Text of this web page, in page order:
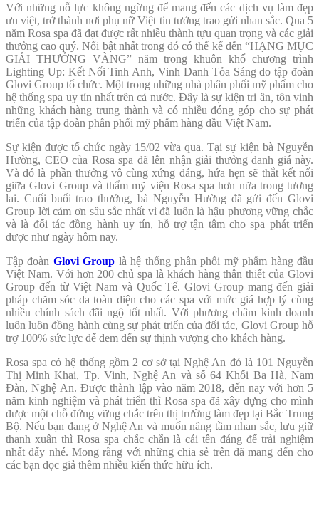
Với những nỗ lực không ngừng để mang đến các dịch vụ làm đẹp
ưu việt, trở thành nơi phụ nữ Việt tin tưởng trao gửi nhan sắc. Qua 5
năm Rosa spa đã đạt được rất nhiều thành tựu quan trọng và các giải
thưởng cao quý. Nổi bật nhất trong đó có thể kể đến “HẠNG MỤC
GIẢI THƯỞNG VÀNG” năm trong khuôn khổ chương trình
Lighting Up: Kết Nối Tinh Anh, Vinh Danh Tỏa Sáng do tập đoàn
Glovi Group tổ chức. Một trong những nhà phân phối mỹ phẩm cho
hệ thống spa uy tín nhất trên cả nước. Đây là sự kiện tri ân, tôn vinh
những khách hàng trung thành và có nhiều đóng góp cho sự phát
triển của tập đoàn phân phối mỹ phẩm hàng đầu Việt Nam.
Sự kiện được tổ chức ngày 15/02 vừa qua. Tại sự kiện bà Nguyễn
Hường, CEO của Rosa spa đã lên nhận giải thưởng danh giá này.
Và đó là phần thưởng vô cùng xứng đáng, hứa hẹn sẽ thắt kết nối
giữa Glovi Group và thẩm mỹ viện Rosa spa hơn nữa trong tương
lai. Cuối buổi trao thưởng, bà Nguyễn Hường đã gửi đến Glovi
Group lời cảm ơn sâu sắc nhất vì đã luôn là hậu phương vững chắc
và là đối tác đồng hành uy tín, hỗ trợ tận tâm cho spa phát triển
được như ngày hôm nay.
Tập đoàn Glovi Group là hệ thống phân phối mỹ phẩm hàng đầu
Việt Nam. Với hơn 200 chủ spa là khách hàng thân thiết của Glovi
Group đến từ Việt Nam và Quốc Tế. Glovi Group mang đến giải
pháp chăm sóc da toàn diện cho các spa với mức giá hợp lý cùng
nhiều chính sách đãi ngộ tốt nhất. Với phương châm kinh doanh
luôn luôn đồng hành cùng sự phát triển của đối tác, Glovi Group hỗ
trợ 100% sức lực để đem đến sự thịnh vượng cho khách hàng.
Rosa spa có hệ thống gồm 2 cơ sở tại Nghệ An đó là 101 Nguyễn
Thị Minh Khai, Tp. Vinh, Nghệ An và số 64 Khối Ba Hà, Nam
Đàn, Nghệ An. Được thành lập vào năm 2018, đến nay với hơn 5
năm kinh nghiệm và phát triển thì Rosa spa đã xây dựng cho mình
được một chỗ đứng vững chắc trên thị trường làm đẹp tại Bắc Trung
Bộ. Nếu bạn đang ở Nghệ An và muốn nâng tầm nhan sắc, lưu giữ
thanh xuân thì Rosa spa chắc chắn là cái tên đáng để trải nghiệm
nhất đấy nhé. Mong rằng với những chia sẻ trên đã mang đến cho
các bạn đọc giả thêm nhiều kiến thức hữu ích.